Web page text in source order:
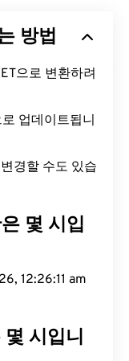
방법
으로 변환하려
업데이트됩니
경할 수도 있습
몇 시입
12:26:12 am
시입니